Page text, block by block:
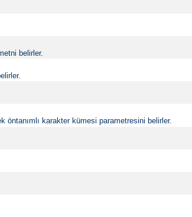
belirler.
öntanımlı karakter kümesi parametresini belirler.